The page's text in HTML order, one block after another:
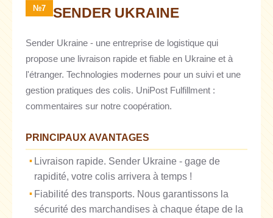
№7 SENDER UKRAINE
Sender Ukraine - une entreprise de logistique qui
propose une livraison rapide et fiable en Ukraine et à
l'étranger. Technologies modernes pour un suivi et une
gestion pratiques des colis. UniPost Fulfillment :
commentaires sur notre coopération.
PRINCIPAUX AVANTAGES
Livraison rapide. Sender Ukraine - gage de
rapidité, votre colis arrivera à temps !
Fiabilité des transports. Nous garantissons la
sécurité des marchandises à chaque étape de la